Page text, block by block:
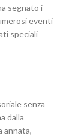
segnato i
eventi
speciali
senza
dalla
annata,